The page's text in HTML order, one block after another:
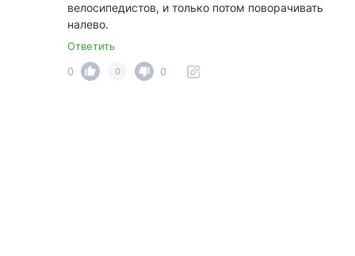
велосипедистов, и только потом поворачивать
налево.
Ответить
0
0 0